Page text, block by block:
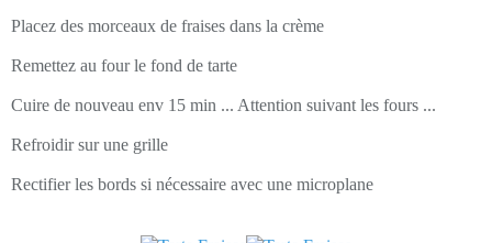
Placez des morceaux de fraises dans la crème
Remettez au four le fond de tarte
Cuire de nouveau env 15 min ... Attention suivant les fours ...
Refroidir sur une grille
Rectifier les bords si nécessaire avec une microplane